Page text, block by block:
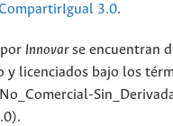
3.0.
Innovarse encuentran
y licenciados bajo los